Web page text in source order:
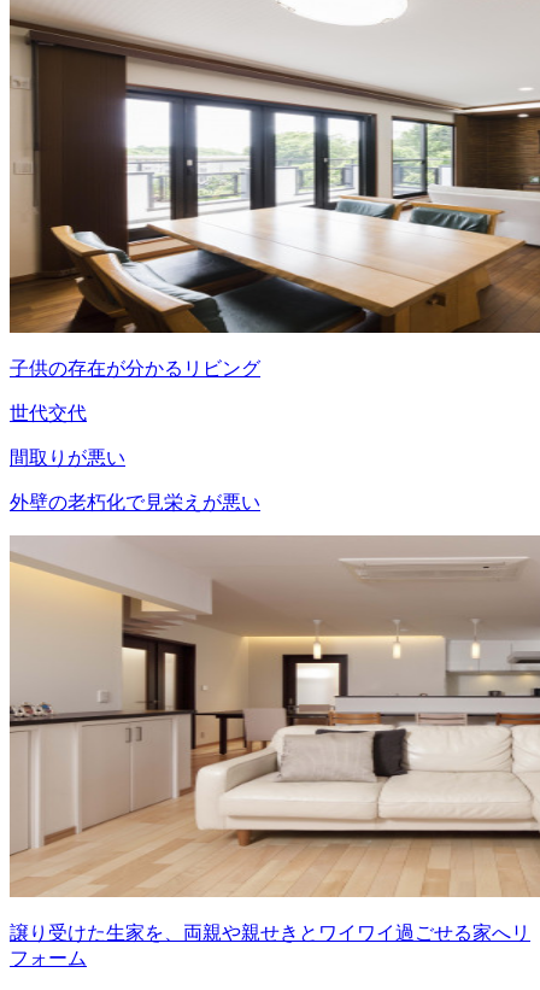
子供の存在が分かるリビング
世代交代
間取りが悪い
外壁の老朽化で見栄えが悪い
譲り受けた生家を、両親や親せきとワイワイ過ごせる家へリ
フォーム